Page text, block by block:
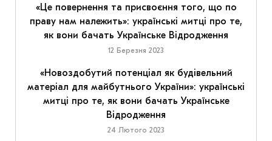
«Це повернення та присвоєння того, що по
праву нам належить»: українські митці про те,
як вони бачать Українське Відродження
12 Березня 2023
«Новоздобутий потенціал як будівельний
матеріал для майбутнього України»: українські
митці про те, як вони бачать Українське
Відродження
24 Лютого 2023